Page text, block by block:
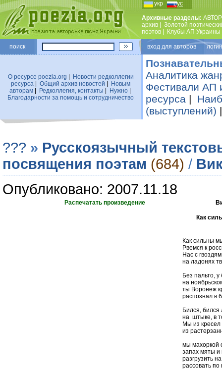
укр рус
Архивные разделы:
архив
Золотой
поэтов
Клубы АП Украины
поиск вход для авторов
О ресурсе poezia.org
Новости редколлегии
ресурса
Общий архив новостей
Новым
авторам| Редколлегия, контакты Нужно|
Благодарности за помощь и сотрудничество
Аналитика
Фестивали АП
ресурса |
(выступлений)
??? » Русскоязычный
посвящения поэтам (684) /
Опубликовано: 2007.11.18
Распечатать произведение
Как
Как сильны
Рвемся к
Нас с
на ладонях
Без пальто,
на
ты Воронеж
распознал в
Бился, бился
на штыке, в
Мы из кресел
из
мы махоркой
запах мяты и
разгрузить
рассовать